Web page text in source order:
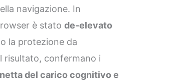
navigazione. In
è statode-elevato
la protezione da
risultato, confermano i
del carico cognitivo e